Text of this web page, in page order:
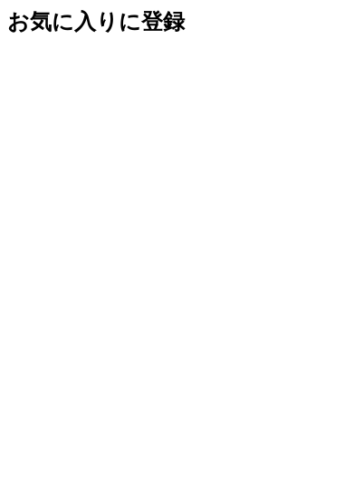
お気に入りに登録